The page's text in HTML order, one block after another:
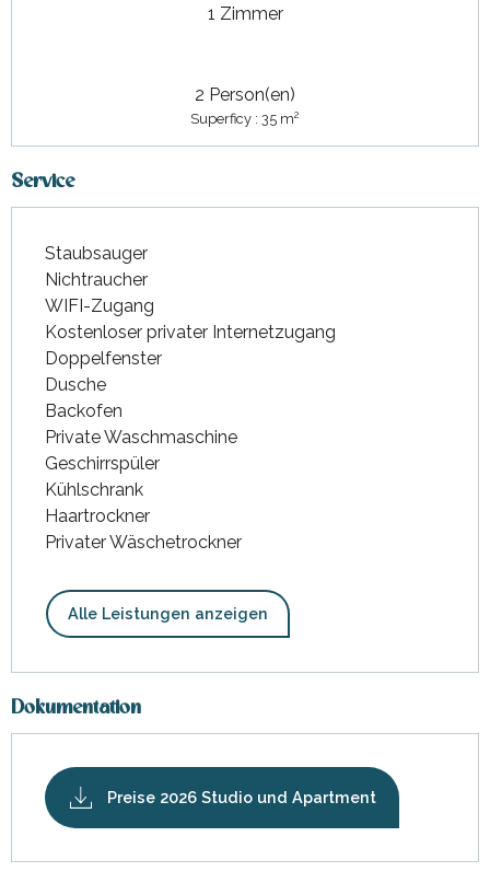
1 Zimmer
2 Person(en)
Superficy : 35 m2
Service
Staubsauger
Nichtraucher
WIFI-Zugang
Kostenloser privater Internetzugang
Doppelfenster
Dusche
Backofen
Private Waschmaschine
Geschirrspüler
Kühlschrank
Haartrockner
Privater Wäschetrockner
Alle Leistungen anzeigen
Dokumentation
Preise 2026 Studio und Apartment